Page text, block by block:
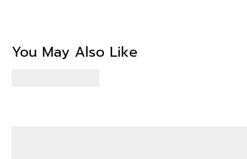
You May Also Like